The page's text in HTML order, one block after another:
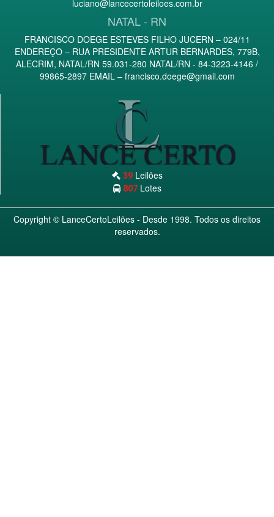
luciano@lancecertoleiloes.com.br
NATAL - RN
FRANCISCO DOEGE ESTEVES FILHO JUCERN – 024/11
ENDEREÇO – RUA PRESIDENTE ARTUR BERNARDES, 779B,
ALECRIM, NATAL/RN 59.031-280 NATAL/RN - 84-3223-4146 /
99865-2897 EMAIL – francisco.doege@gmail.com
39 Leilões
807 Lotes
Copyright © LanceCertoLeilões - Desde 1998. Todos os direitos
reservados.